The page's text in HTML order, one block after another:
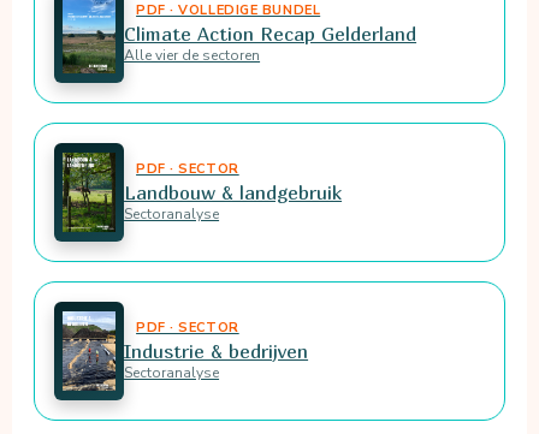
PDF · VOLLEDIGE BUNDEL
Climate Action Recap Gelderland
Alle vier de sectoren
PDF · SECTOR
Landbouw & landgebruik
Sectoranalyse
PDF · SECTOR
Industrie & bedrijven
Sectoranalyse